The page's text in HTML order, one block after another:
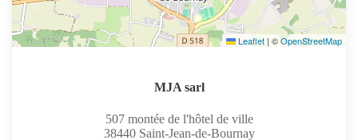
Leaflet | ©OpenStreetMap
MJA sarl
507 montée de l'hôtel de ville
38440Saint-Jean-de-Bournay